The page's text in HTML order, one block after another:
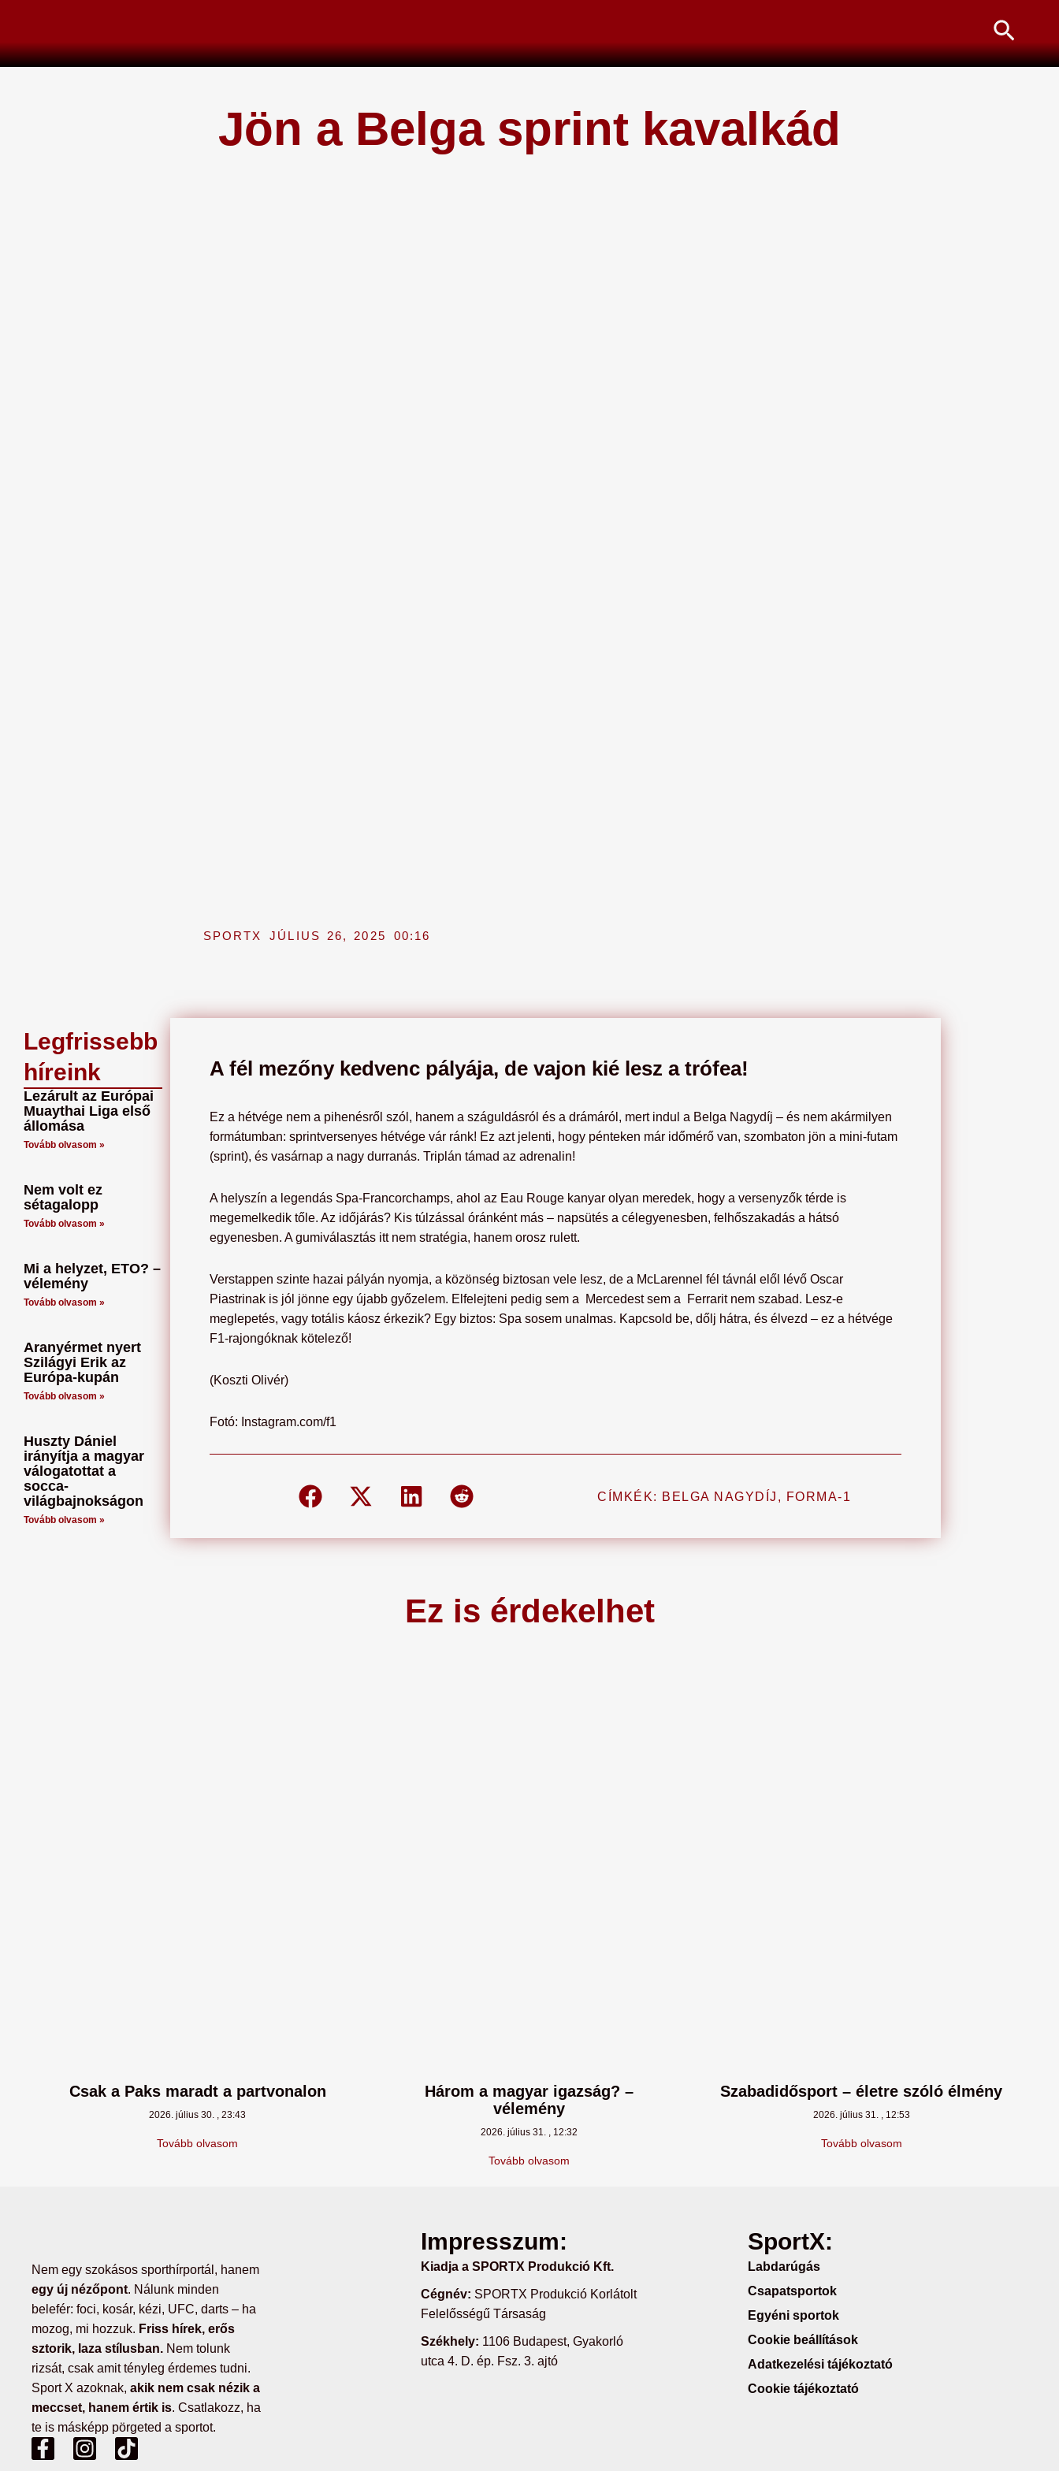
content
Jön a Belga sprint kavalkád
SPORTX JÚLIUS 26, 2025 00:16
Legfrissebb
híreink
Lezárult az Európai
Muaythai Liga első
állomása
Tovább olvasom »
Nem volt ez
sétagalopp
Tovább olvasom »
Mi a helyzet, ETO? –
vélemény
Tovább olvasom »
Aranyérmet nyert
Szilágyi Erik az
Európa-kupán
Tovább olvasom »
Huszty Dániel
irányítja a magyar
válogatottat a
socca-
világbajnokságon
Tovább olvasom »
A fél mezőny kedvenc pályája, de vajon kié lesz a trófea!
Ez a hétvége nem a pihenésről szól, hanem a száguldásról és a drámáról, mert indul a Belga Nagydíj – és nem akármilyen
formátumban: sprintversenyes hétvége vár ránk! Ez azt jelenti, hogy pénteken már időmérő van, szombaton jön a mini-futam
(sprint), és vasárnap a nagy durranás. Triplán támad az adrenalin!
A helyszín a legendás Spa-Francorchamps, ahol az Eau Rouge kanyar olyan meredek, hogy a versenyzők térde is
megemelkedik tőle. Az időjárás? Kis túlzással óránként más – napsütés a célegyenesben, felhőszakadás a hátsó
egyenesben. A gumiválasztás itt nem stratégia, hanem orosz rulett.
Verstappen szinte hazai pályán nyomja, a közönség biztosan vele lesz, de a McLarennel fél távnál elől lévő Oscar
Piastrinak is jól jönne egy újabb győzelem. Elfelejteni pedig sem a Mercedest sem a Ferrarit nem szabad. Lesz-e
meglepetés, vagy totális káosz érkezik? Egy biztos: Spa sosem unalmas. Kapcsold be, dőlj hátra, és élvezd – ez a hétvége
F1-rajongóknak kötelező!
(Koszti Olivér)
Fotó: Instagram.com/f1
CÍMKÉK: BELGA NAGYDÍJ , FORMA-1
Ez is érdekelhet
Csak a Paks maradt a partvonalon
2026. július 30. 23:43
Tovább olvasom
Három a magyar igazság? –
vélemény
2026. július 31. 12:32
Tovább olvasom
Szabadidősport – életre szóló élmény
2026. július 31. 12:53
Tovább olvasom
Nem egy szokásos sporthírportál, hanem
egy új nézőpont. Nálunk minden
belefér: foci, kosár, kézi, UFC, darts – ha
mozog, mi hozzuk. Friss hírek, erős
sztorik, laza stílusban. Nem tolunk
rizsát, csak amit tényleg érdemes tudni.
Sport X azoknak, akik nem csak nézik a
meccset, hanem értik is. Csatlakozz, ha
te is másképp pörgeted a sportot.
F
a
I
n
T
i
Impresszum:
Kiadja a SPORTX Produkció Kft.
Cégnév: SPORTX Produkció Korlátolt
Felelősségű Társaság
Székhely: 1106 Budapest, Gyakorló
utca 4. D. ép. Fsz. 3. ajtó
SportX:
Labdarúgás
Csapatsportok
Egyéni sportok
Cookie beállítások
Adatkezelési tájékoztató
Cookie tájékoztató